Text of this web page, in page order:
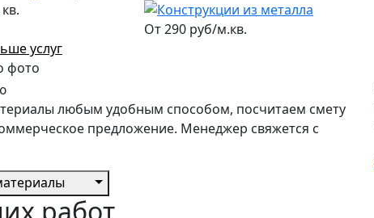
От 290 руб/м.кв.
услуг
фото
любым удобным способом, посчитаем смету
предложение. Менеджер свяжется с
работ